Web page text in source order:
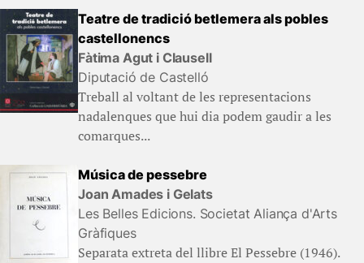
Teatre de tradició betlemera als pobles
castellonencs
Fàtima Agut i Clausell
Diputació de Castelló
Treball al voltant de les representacions
nadalenques que hui dia podem gaudir a les
comarques...
Música de pessebre
Joan Amades i Gelats
Les Belles Edicions. Societat Aliança d'Arts
Gràfiques
Separata extreta del llibre El Pessebre (1946).